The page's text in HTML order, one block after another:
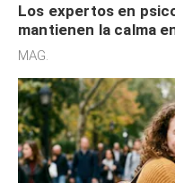
Los expertos en
mantienen la calma
cognitiva, gratitud y
MAG.